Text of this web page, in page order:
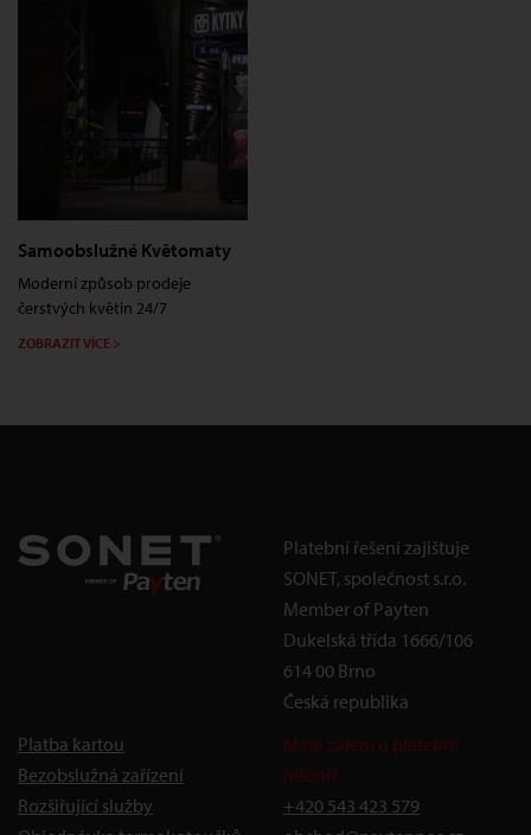
Samoobslužné Květomaty
Moderní způsob prodeje
čerstvých květin 24/7
ZOBRAZIT VÍCE >
Platební řešení zajištuje
SONET, společnost s.r.o.
Member of Payten
Dukelská třída 1666/106
614 00 Brno
Česká republika
Platba kartou
Bezobslužná zařízení
Rozšiřující služby
Máte zájem o platební
řešení?
+420 543 423 579